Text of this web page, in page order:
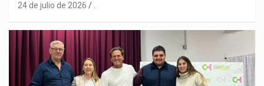
24 de julio de 2026